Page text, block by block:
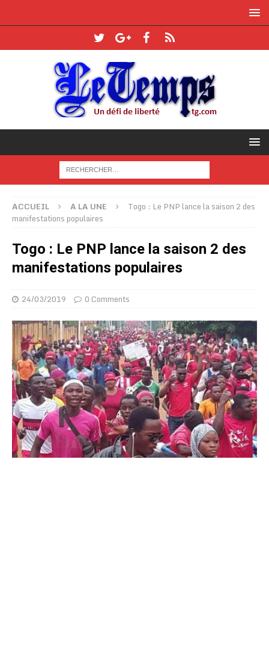
ACCUEIL A LA UNE
Togo : Le PNP lance la saison 2 des
manifestations populaires
Togo : Le PNP lance la saison 2 des
manifestations populaires
24/03/2019 0 Comments